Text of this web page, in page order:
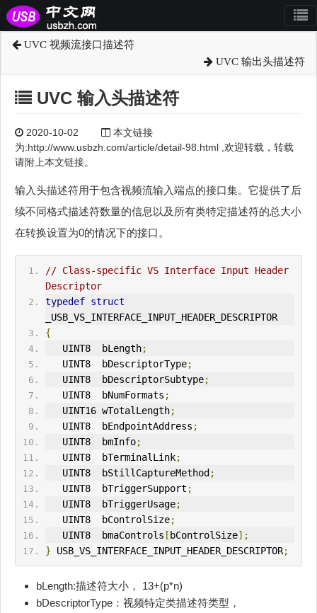
UVC 视频流接口描述符
UVC 输出头描述符
UVC 输入头描述符
2020-10-02
本文链接
为:http://www.usbzh.com/article/detail-98.html ,欢迎转载，转载
请附上本文链接。
输入头描述符用于包含视频流输入端点的接口集。它提供了后
续不同格式描述符数量的信息以及所有类特定描述符的总大小
在转换设置为0的情况下的接口。
// Class-specific VS Interface Input Header
Descriptor
typedef struct
_USB_VS_ INTERFACE_ INPUT_HEADER_DESCRIPTOR
{
   U
INT8  bLength;
   UINT8  bDescriptorType
;
   UINT8  bDescriptorSubtype
;
   UINT8  bNumFormats
;
   UINT16 wTotalLength
;
   UINT8  bEndpointAddress
;
   UINT8  bmInfo
;
   UINT8  bTerminalLink
;
   UINT8  bStillCaptureMethod
;
   UINT8  bTriggerSupport
;
   UINT8  bTriggerUsage
;
   UINT8  bControlSize
;
   UINT8  bmaControls
[ bControlSize];
} USB_VS_INTERFACE_INPUT_HEADER_DESCRIPTOR;
bLength:描述符大小， 13+(p*n)
bDescriptorType：视频特定类描述符类型，